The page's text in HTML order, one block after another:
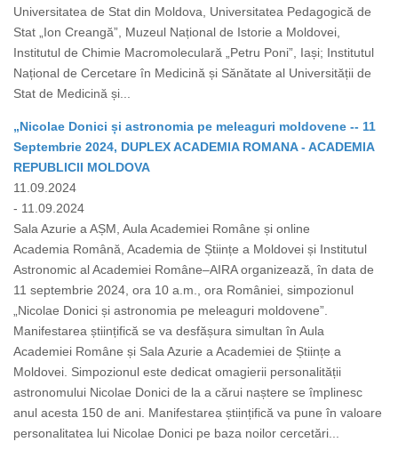
Universitatea de Stat din Moldova, Universitatea Pedagogică de
Stat „Ion Creangă”, Muzeul Național de Istorie a Moldovei,
Institutul de Chimie Macromoleculară „Petru Poni”, Iași; Institutul
Național de Cercetare în Medicină și Sănătate al Universității de
Stat de Medicină și...
„Nicolae Donici și astronomia pe meleaguri moldovene -- 11
Septembrie 2024, DUPLEX ACADEMIA ROMANA - ACADEMIA
REPUBLICII MOLDOVA
11.09.2024
- 11.09.2024
Sala Azurie a AȘM, Aula Academiei Române și online
Academia Română, Academia de Științe a Moldovei și Institutul
Astronomic al Academiei Române–AIRA organizează, în data de
11 septembrie 2024, ora 10 a.m., ora României, simpozionul
„Nicolae Donici și astronomia pe meleaguri moldovene”.
Manifestarea științifică se va desfășura simultan în Aula
Academiei Române și Sala Azurie a Academiei de Științe a
Moldovei. Simpozionul este dedicat omagierii personalității
astronomului Nicolae Donici de la a cărui naștere se împlinesc
anul acesta 150 de ani. Manifestarea științifică va pune în valoare
personalitatea lui Nicolae Donici pe baza noilor cercetări...